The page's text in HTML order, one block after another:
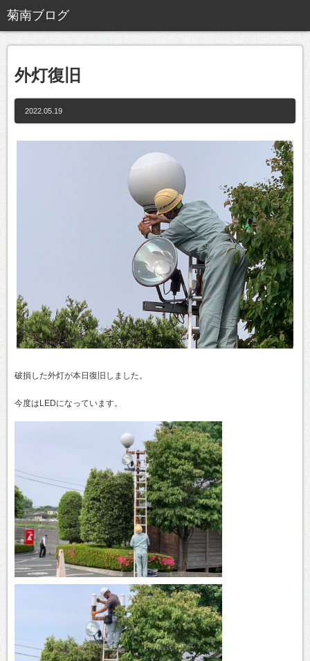
外灯復旧
2022.05.19
破損した外灯が本日復旧しました。
今度はLEDになっています。